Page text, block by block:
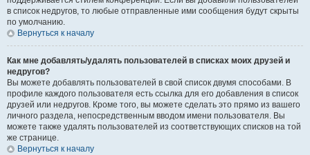
в список недругов, то любые отправленные ими сообщения будут скрыты
по умолчанию.
Вернуться к началу
Как мне добавлять/удалять пользователей в списках моих друзей и
недругов?
Вы можете добавлять пользователей в свой список двумя способами. В
профиле каждого пользователя есть ссылка для его добавления в список
друзей или недругов. Кроме того, вы можете сделать это прямо из вашего
личного раздела, непосредственным вводом имени пользователя. Вы
можете также удалять пользователей из соответствующих списков на той
же странице.
Вернуться к началу